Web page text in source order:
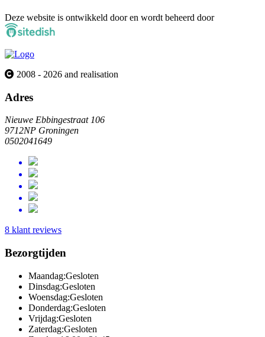
Deze website is ontwikkeld door en wordt beheerd door
2008 - 2026 and realisation
Adres
Nieuwe Ebbingestraat 106
9712NP Groningen
0502041649
8 klant reviews
Bezorgtijden
Maandag:Gesloten
Dinsdag:Gesloten
Woensdag:Gesloten
Donderdag:Gesloten
Vrijdag:Gesloten
Zaterdag:Gesloten